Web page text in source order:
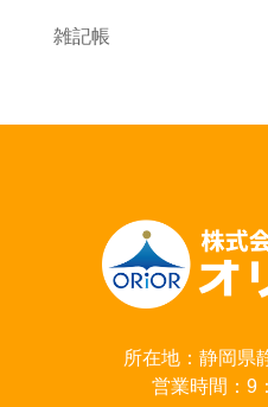
雑記帳
所在地：静岡県
営業時間：9